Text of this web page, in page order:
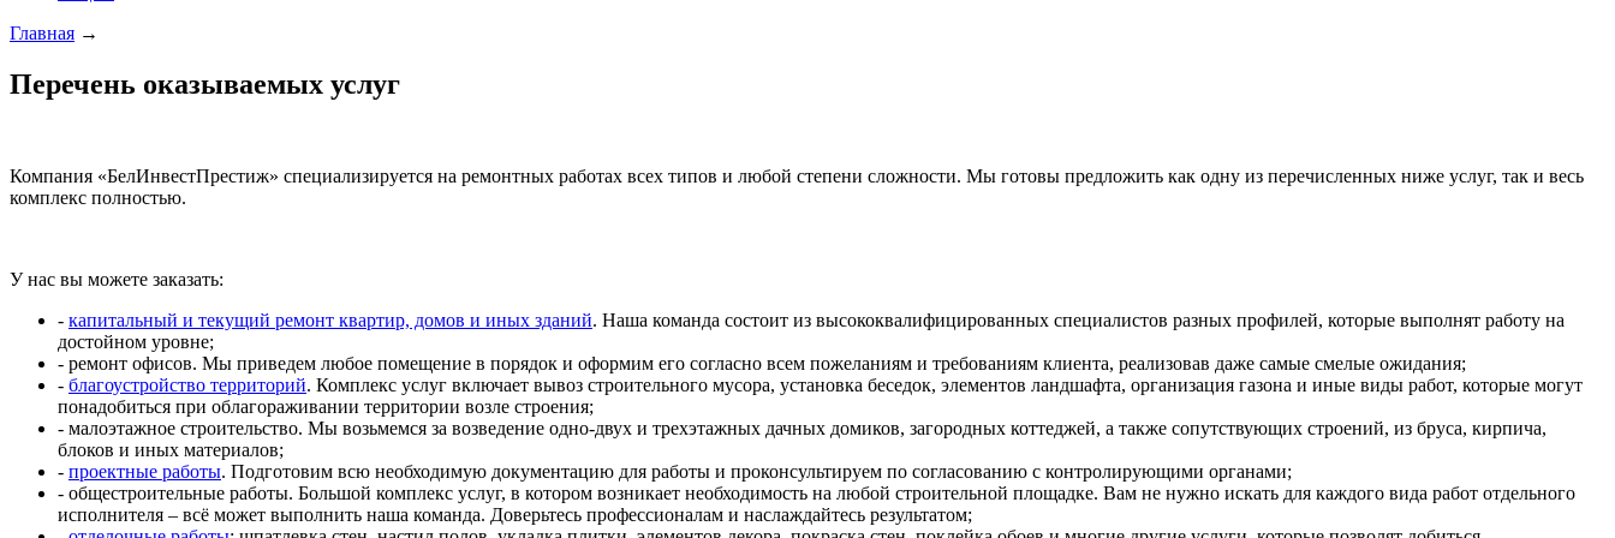
Главная →
Перечень оказываемых услуг
Компания «БелИнвестПрестиж» специализируется на ремонтных работах всех типов и любой степени сложности. Мы готовы предложить как одну из перечисленных ниже услуг, так и весь
комплекс полностью.
У нас вы можете заказать:
- капитальный и текущий ремонт квартир, домов и иных зданий. Наша команда состоит из высококвалифицированных специалистов разных профилей, которые выполнят работу на
достойном уровне;
- ремонт офисов. Мы приведем любое помещение в порядок и оформим его согласно всем пожеланиям и требованиям клиента, реализовав даже самые смелые ожидания;
- благоустройство территорий. Комплекс услуг включает вывоз строительного мусора, установка беседок, элементов ландшафта, организация газона и иные виды работ, которые могут
понадобиться при облагораживании территории возле строения;
- малоэтажное строительство. Мы возьмемся за возведение одно-двух и трехэтажных дачных домиков, загородных коттеджей, а также сопутствующих строений, из бруса, кирпича,
блоков и иных материалов;
- проектные работы. Подготовим всю необходимую документацию для работы и проконсультируем по согласованию с контролирующими органами;
- общестроительные работы. Большой комплекс услуг, в котором возникает необходимость на любой строительной площадке. Вам не нужно искать для каждого вида работ отдельного
исполнителя – всё может выполнить наша команда. Доверьтесь профессионалам и наслаждайтесь результатом;